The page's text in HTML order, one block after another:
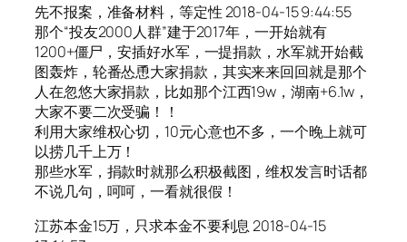
先不报案，准备材料，等定性 2018-04-15 9:44:55
那个“投友2000人群”建于2017年，一开始就有
1200+僵尸，安插好水军，一提捐款，水军就开始截
图轰炸，轮番怂恿大家捐款，其实来来回回就是那个
人在忽悠大家捐款，比如那个江西19w，湖南+6.1w，
大家不要二次受骗！！
利用大家维权心切，10元心意也不多，一个晚上就可
以捞几千上万！
那些水军，捐款时就那么积极截图，维权发言时话都
不说几句，呵呵，一看就很假！
江苏本金15万，只求本金不要利息 2018-04-15